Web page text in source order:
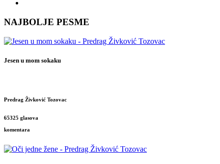
NAJBOLJE PESME
Jesen u mom sokaku
Predrag Živković Tozovac
65325 glasova
komentara